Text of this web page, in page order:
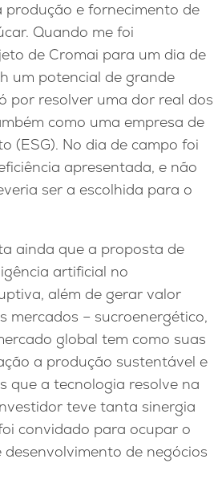
produção e fornecimento de
Quando me foi
de Cromai para um dia de
um potencial de grande
por resolver uma dor real dos
como uma empresa de
(ESG). No dia de campo foi
apresentada, e não
ser a escolhida para o
ainda que a proposta de
artificial no
além de gerar valor
mercados – sucroenergético,
global tem como suas
a produção sustentável e
que a tecnologia resolve na
teve tanta sinergia
convidado para ocupar o
de negócios